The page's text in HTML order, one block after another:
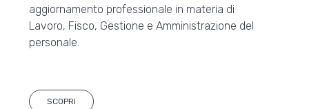
aggiornamento professionale in materia di
Lavoro, Fisco, Gestione e Amministrazione del
personale.
SCOPRI